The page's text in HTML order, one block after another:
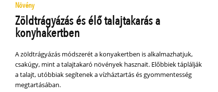
Növény
Zöldtrágyázás és élő talajtakarás a
konyhakertben
A zöldtrágyázás módszerét a konyakertben is alkalmazhatjuk,
csakúgy, mint a talajtakaró növények hasznait. Előbbiek táplálják
a talajt, utóbbiak segítenek a vízháztartás és gyommentesség
megtartásában.